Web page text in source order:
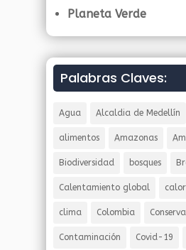
Planeta Verde
Palabras Claves:
Agua Alcaldia de Medellín
alimentos Amazonas
Biodiversidad bosques
Calentamiento global calor
clima Colombia
Contaminación Covid-19